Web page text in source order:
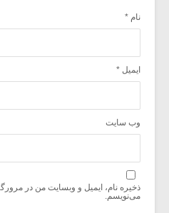
نام *
ایمیل *
وب‌ سایت
ذخیره نام، ایمیل و وبسایت من در
می‌نویسم.